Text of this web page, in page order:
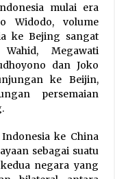
mulai era
Widodo, volume
ke Bejing sangat
Megawati
dan Joko
ke Beijin,
persemaian
ke China
sebagai suatu
negara yang